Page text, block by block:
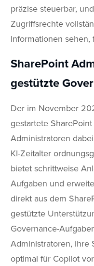
präzise steuerbar,
Zugriffsrechte
Informationen
SharePoint
gestützte
Der im November
gestartete
Administratoren
KI-Zeitalter
bietet schrittweise
Aufgaben und
direkt aus dem
gestützte
Governance-
Administratoren, ihre
optimal für Copilot